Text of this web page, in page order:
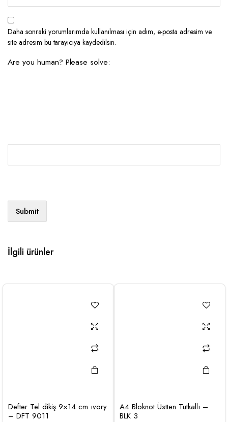
Daha sonraki yorumlarımda kullanılması için adım, e-posta adresim ve
site adresim bu tarayıcıya kaydedilsin.
Are you human? Please solve:
İlgili ürünler
Defter Tel dikiş 9×14 cm ıvory
– DFT 9011
A4 Bloknot Üstten Tutkallı –
BLK 3